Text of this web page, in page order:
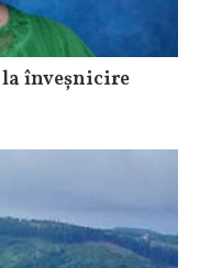
înveșnicire